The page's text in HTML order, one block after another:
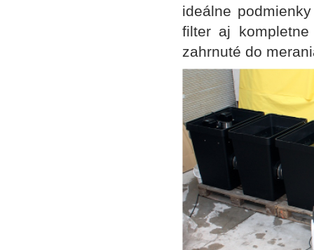
ideálne
filter aj
zahrnuté do